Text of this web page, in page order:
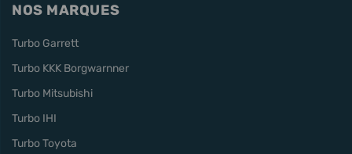
NOS MARQUES
Turbo Garrett
Turbo KKK Borgwarnner
Turbo Mitsubishi
Turbo IHI
Turbo Toyota